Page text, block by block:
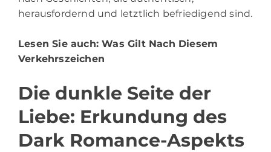
herausfordernd und letztlich befriedigend sind.
Lesen Sie auch:Was Gilt Nach Diesem
Verkehrszeichen
Die dunkle Seite der
Liebe: Erkundung des
Dark Romance-Aspekts